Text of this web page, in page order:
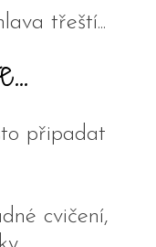
třeští...
připadat
cvičení,